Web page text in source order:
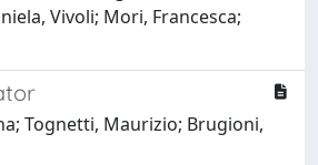
Vivoli; Mori, Francesca;
Tognetti, Maurizio; Brugioni,